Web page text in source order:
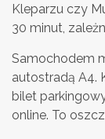
Kleparzu czy
30 minut,
Samochodem
autostradą A4.
bilet
online. To